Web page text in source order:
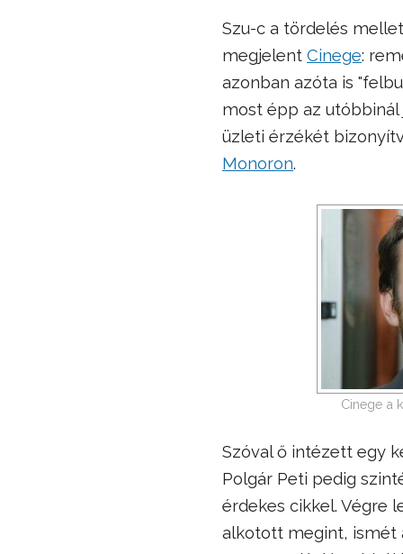
Szu-c a tördelés
megjelent Cinege:
azonban azóta is
most épp az
üzleti érzékét
Monoron.
Cinege a
Szóval ő intézett egy
Polgár Peti pedig
érdekes cikkel. Végre
alkotott megint, ismét